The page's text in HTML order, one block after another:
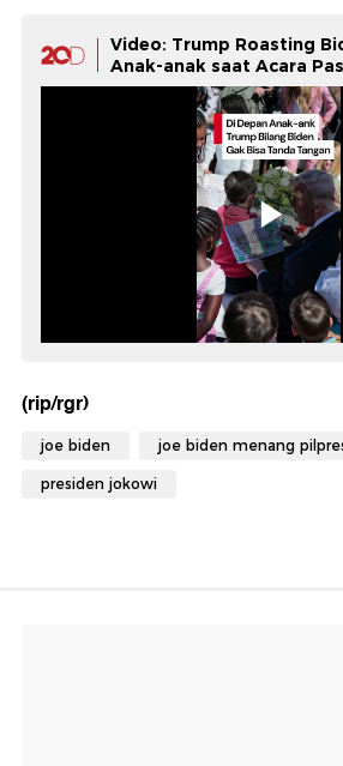
Video: Trump Roasting
Anak-anak saat Acara
(rip/rgr)
joe biden joe biden menang
presiden jokowi